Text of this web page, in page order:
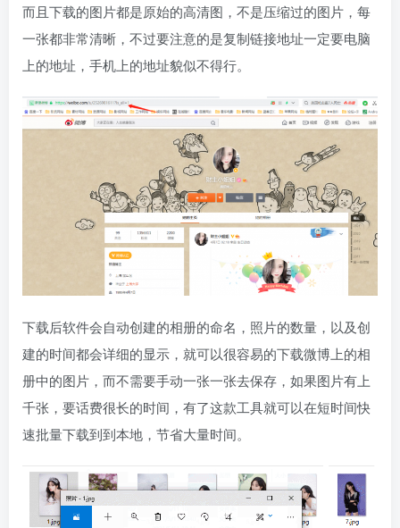
而且下载的图片都是原始的高清图，不是压缩过的图片，每
一张都非常清晰，不过要注意的是复制链接地址一定要电脑
上的地址，手机上的地址貌似不得行。
下载后软件会自动创建的相册的命名，照片的数量，以及创
建的时间都会详细的显示，就可以很容易的下载微博上的相
册中的图片，而不需要手动一张一张去保存，如果图片有上
千张，要话费很长的时间，有了这款工具就可以在短时间快
速批量下载到到本地，节省大量时间。